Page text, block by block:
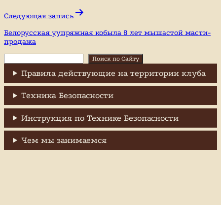
Следующая запись
Белорусская уупряжная кобыла 8 лет мышастой масти-
продажа
Поиск по Сайту
Правила действующие на территории клуба
Техника Безопасности
Инструкция по Технике Безопасности
Чем мы занимаемся